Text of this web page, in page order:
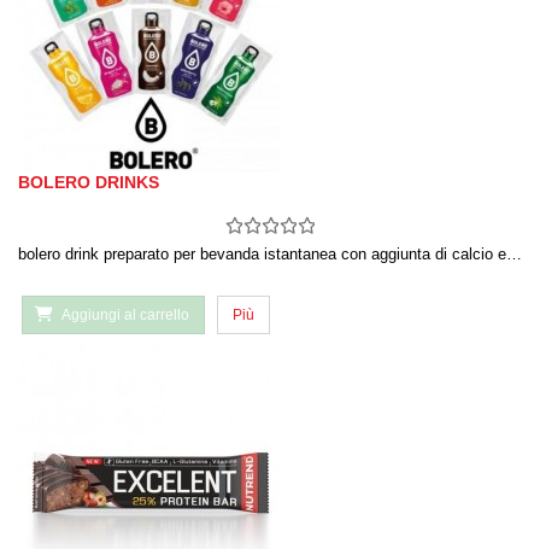
BOLERO DRINKS
bolero drink preparato per bevanda istantanea con aggiunta di calcio e…
Aggiungi al carrello Più